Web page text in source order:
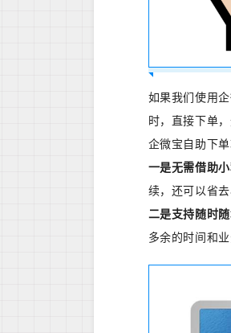
如果我们使用
时，直接下单
企微宝自助下单
一是无需借助小
续，还可以省
二是支持随时
多余的时间和业